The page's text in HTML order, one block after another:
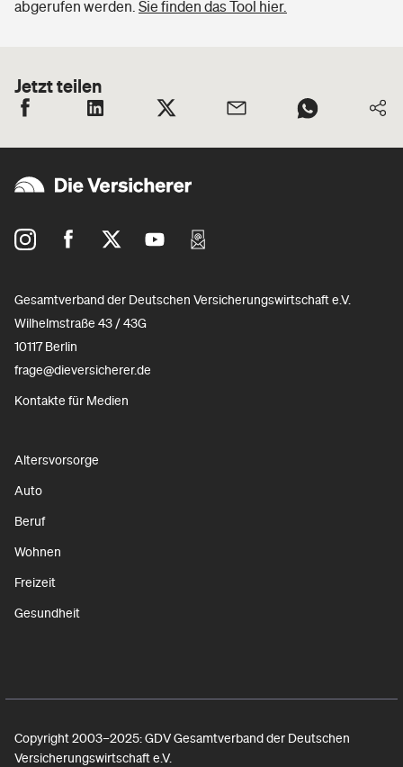
abgerufen werden. Sie finden das Tool hier.
Jetzt teilen
Gesamtverband der Deutschen Versicherungswirtschaft e.V.
Wilhelmstraße 43 / 43G
10117 Berlin
frage@dieversicherer.de
Kontakte für Medien
Altersvorsorge
Auto
Beruf
Wohnen
Freizeit
Gesundheit
Copyright 2003–2025: GDV Gesamtverband der Deutschen
Versicherungswirtschaft e.V.